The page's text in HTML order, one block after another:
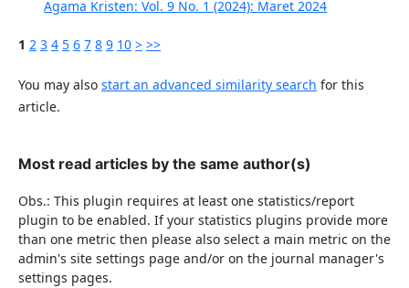
Agama Kristen: Vol. 9 No. 1 (2024): Maret 2024
1 2 3 4 5 6 7 8 9 10 > >>
You may also start an advanced similarity search for this
article.
Most read articles by the same author(s)
Obs.: This plugin requires at least one statistics/report
plugin to be enabled. If your statistics plugins provide more
than one metric then please also select a main metric on the
admin's site settings page and/or on the journal manager's
settings pages.